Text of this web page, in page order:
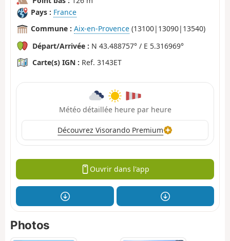
Pays : France
Commune : Aix-en-Provence (13100|13090|13540)
Départ/Arrivée : N 43.488757° / E 5.316969°
Carte(s) IGN : Ref. 3143ET
Météo détaillée heure par heure
Découvrez Visorando Premium
Ouvrir dans l'app
Photos